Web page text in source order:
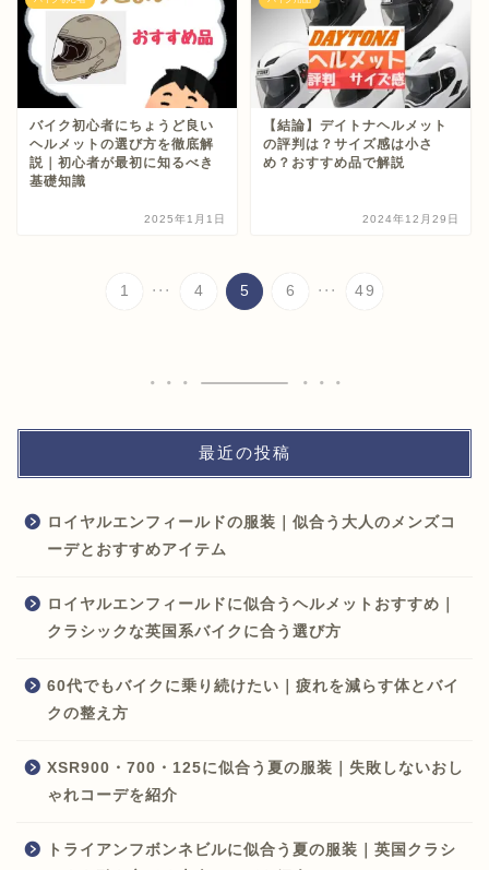
バイク初心者にちょうど良い
ヘルメットの選び方を徹底解
説｜初心者が最初に知るべき
基礎知識
2025年1月1日
【結論】デイトナヘルメット
の評判は？サイズ感は小さ
め？おすすめ品で解説
2024年12月29日
1 ... 4 5 6 ... 49
最近の投稿
ロイヤルエンフィールドの服装｜似合う大人のメンズコ
ーデとおすすめアイテム
ロイヤルエンフィールドに似合うヘルメットおすすめ｜
クラシックな英国系バイクに合う選び方
60代でもバイクに乗り続けたい｜疲れを減らす体とバイ
クの整え方
XSR900・700・125に似合う夏の服装｜失敗しないおし
ゃれコーデを紹介
トライアンフボンネビルに似合う夏の服装｜英国クラシ